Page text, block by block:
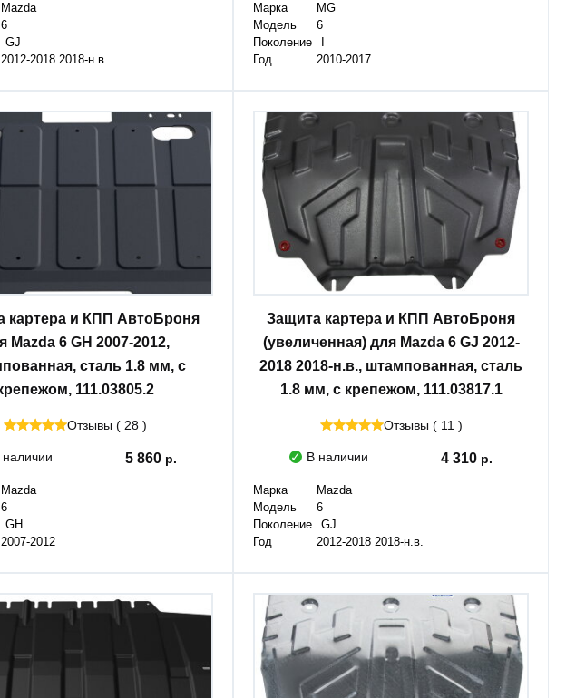
Mazda
6
GJ
2012-2018 2018-н.в.
Марка
MG
Модель
6
Поколение
Год
2010-2017
картера и КПП АвтоБроня
Mazda 6 GH 2007-2012,
сталь 1.8 мм, с
111.03805.2
Отзывы ( 28 )
наличии 5 860
Mazda
6
GH
2007-2012
Защита картера и КПП АвтоБроня
(увеличенная) для Mazda 6 GJ 2012-
2018 2018-н.в., штампованная, сталь
1.8 мм, с крепежом, 111.03817.1
Отзывы ( 11 )
В наличии 4 310
Марка
Mazda
Модель
6
Поколение
GJ
Год
2012-2018 2018-н.в.